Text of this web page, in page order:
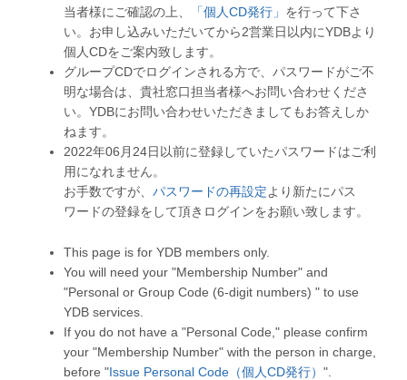
当者様にご確認の上、
「個人CD発行」 を行って下さ
い。お申し込みいただいてから2営業日以内にYDBより
個人CDをご案内致します。
グループCDでログインされる方で、パスワードがご不
明な場合は、貴社窓口担当者様へお問い合わせくださ
い。YDBにお問い合わせいただきましてもお答えしか
ねます。
2022年06月24日以前に登録していたパスワードはご利
用になれません。
お手数ですが、 パスワードの再設定より新たにパス
ワードの登録をして頂きログインをお願い致します。
This page is for YDB members only.
You will need your "Membership Number" and
"Personal or Group Code (6-digit numbers) " to use
YDB services.
If you do not have a "Personal Code," please confirm
your "Membership Number" with the person in charge,
before "Issue Personal Code（個人CD発行） ".